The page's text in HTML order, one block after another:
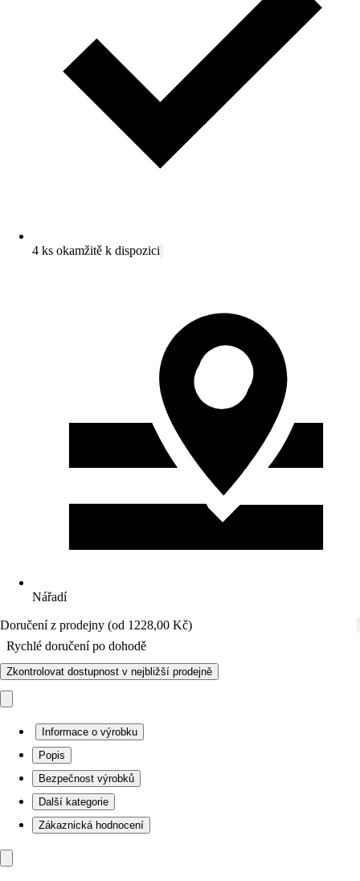
4 ks okamžitě k dispozici
Nářadí
Doručení z prodejny (od 1228,00 Kč)
Rychlé doručení po dohodě
Zkontrolovat dostupnost v nejbližší prodejně
Informace o výrobku
Popis
Bezpečnost výrobků
Další kategorie
Zákaznická hodnocení